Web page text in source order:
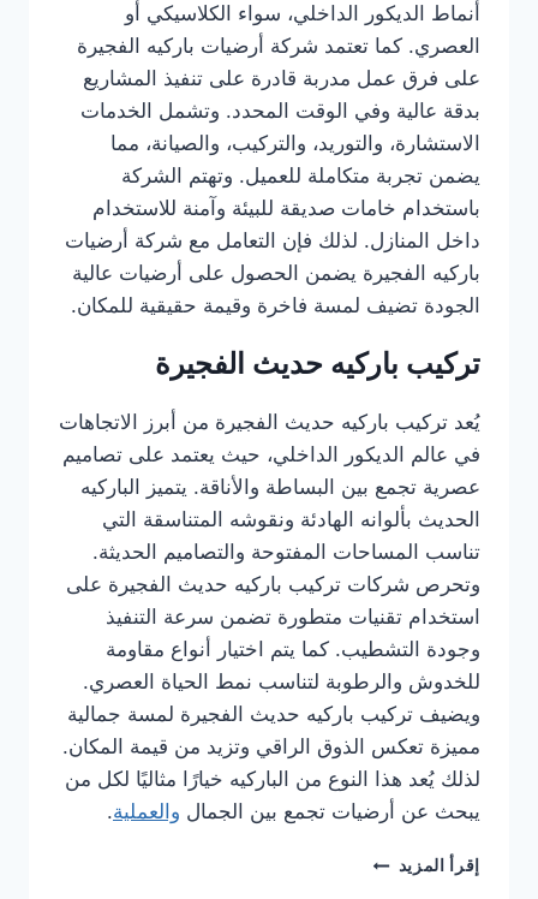
أنماط الديكور الداخلي، سواء الكلاسيكي أو
العصري. كما تعتمد شركة أرضيات باركيه الفجيرة
على فرق عمل مدربة قادرة على تنفيذ المشاريع
بدقة عالية وفي الوقت المحدد. وتشمل الخدمات
الاستشارة، والتوريد، والتركيب، والصيانة، مما
يضمن تجربة متكاملة للعميل. وتهتم الشركة
باستخدام خامات صديقة للبيئة وآمنة للاستخدام
داخل المنازل. لذلك فإن التعامل مع شركة أرضيات
باركيه الفجيرة يضمن الحصول على أرضيات عالية
الجودة تضيف لمسة فاخرة وقيمة حقيقية للمكان.
تركيب باركيه حديث الفجيرة
يُعد تركيب باركيه حديث الفجيرة من أبرز الاتجاهات
في عالم الديكور الداخلي، حيث يعتمد على تصاميم
عصرية تجمع بين البساطة والأناقة. يتميز الباركيه
الحديث بألوانه الهادئة ونقوشه المتناسقة التي
تناسب المساحات المفتوحة والتصاميم الحديثة.
وتحرص شركات تركيب باركيه حديث الفجيرة على
استخدام تقنيات متطورة تضمن سرعة التنفيذ
وجودة التشطيب. كما يتم اختيار أنواع مقاومة
للخدوش والرطوبة لتناسب نمط الحياة العصري.
ويضيف تركيب باركيه حديث الفجيرة لمسة جمالية
مميزة تعكس الذوق الراقي وتزيد من قيمة المكان.
لذلك يُعد هذا النوع من الباركيه خيارًا مثاليًا لكل من
يبحث عن أرضيات تجمع بين الجمال والعملية.
إقرأ المزيد شركة